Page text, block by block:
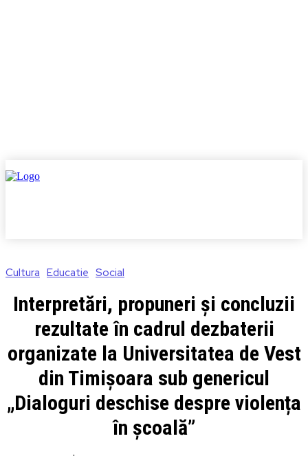
Cultura Educatie Social
Interpretări, propuneri și concluzii
rezultate în cadrul dezbaterii
organizate la Universitatea de Vest
din Timișoara sub genericul
„Dialoguri deschise despre violența
în școală”